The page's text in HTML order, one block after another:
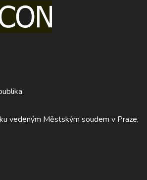
vedeným Městským soudem v Praze,